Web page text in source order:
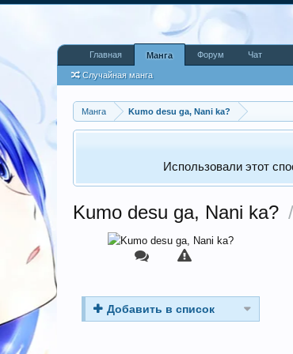
Манга Kumo desu ga, Nani ka?
Использовали этот
Kumo desu ga, Nani ka? /
Добавить в список
Главная Манга
Случайная манга
Форум Чат